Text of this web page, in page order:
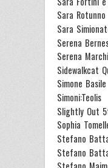
Sara Rotunno
Sara
Serena
Serena Marchi
Sidewalkcat
Simone Basile
Simoni:Teolis
Slightly Out
Sophia
Stefano
Stefano